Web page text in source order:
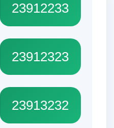
23912233
23912323
23913232